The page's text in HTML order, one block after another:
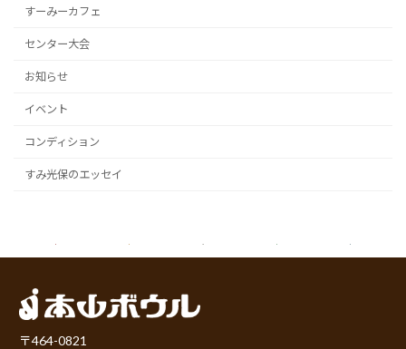
すーみーカフェ
センター大会
お知らせ
イベント
コンディション
すみ光保のエッセイ
〒464-0821